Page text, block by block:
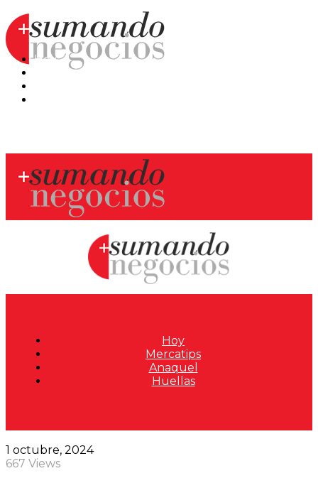
Hoy
Mercatips
Hoy
Mercatips
Anaquel
Huellas
1 octubre, 2024
667 Views